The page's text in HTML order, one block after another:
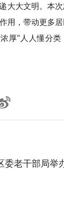
大大文明。本
用，带动更多
厚"人人懂分
委老干部局举